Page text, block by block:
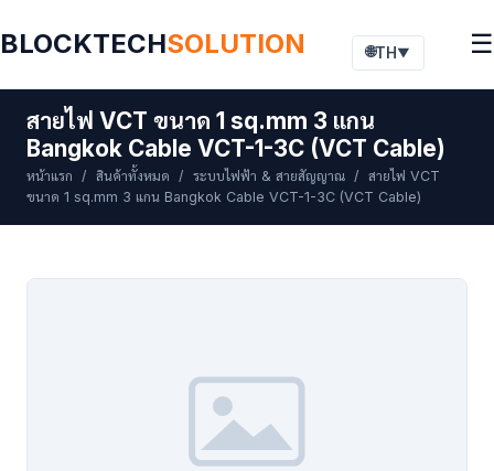
BLOCKTECHSOLUTION 🌐TH ▼ ☰
สายไฟ VCT ขนาด 1 sq.mm 3 แกน
Bangkok Cable VCT-1-3C (VCT Cable)
หน้าแรก / สินค้าทั้งหมด / ระบบไฟฟ้า & สายสัญญาณ / สายไฟ VCT
ขนาด 1 sq.mm 3 แกน Bangkok Cable VCT-1-3C (VCT Cable)